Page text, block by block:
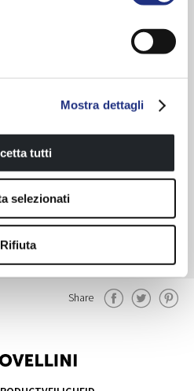
Mostra dettagli
tutti
selezionati
Rifiuta
Share